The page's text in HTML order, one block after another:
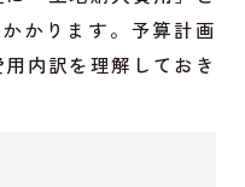
かります。予算計画
内訳を理解しておき